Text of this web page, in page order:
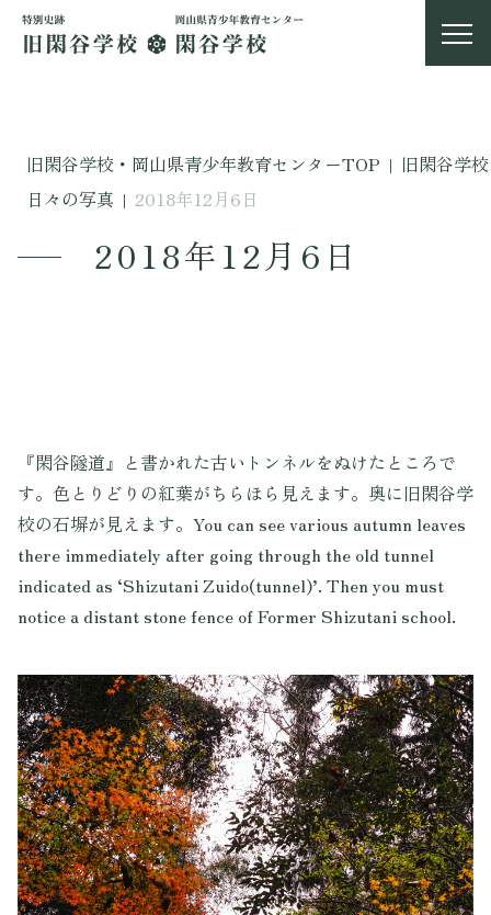
旧閑谷学校・岡山県青少年教育センターTOP | 旧閑谷学校
日々の写真 | 2018年12月6日
2018年12月6日
『閑谷隧道』と書かれた古いトンネルをぬけたところで
す。色とりどりの紅葉がちらほら見えます。奥に旧閑谷学
校の石塀が見えます。You can see various autumn leaves
there immediately after going through the old tunnel
indicated as ‘Shizutani Zuido(tunnel)’. Then you must
notice a distant stone fence of Former Shizutani school.